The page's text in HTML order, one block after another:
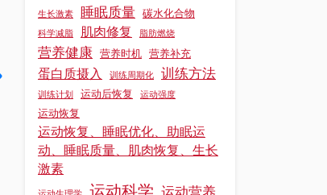
健身教练证培训基地的教学环境对学员学习效果有什么作用?
在健身教练证培训过程中，教学环境宛如土壤，深深影响着学员这颗 “种子” 的成长，对学习效果发挥着关键作用。​所以，今天我们就跟着上海锐星健身一起从正文中具体了解一下关于健身教练证培训基地的教学环境对学员...
阅读更多 »
生长激素 睡眠质量 碳水化合物
科学减脂 肌肉修复 脂肪燃烧
营养健康 营养时机 营养补充
蛋白质摄入 训练周期化 训练方法
训练计划 运动后恢复 运动强度
运动恢复
运动恢复、睡眠优化、助眠运
动、睡眠质量、肌肉恢复、生长
激素
运动科学 运动营养